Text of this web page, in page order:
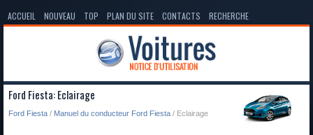
ACCUEIL NOUVEAU TOP PLAN DU SITE CONTACTS RECHERCHE
Ford Fiesta: Eclairage
Ford Fiesta / Manuel du conducteur Ford Fiesta / Eclairage